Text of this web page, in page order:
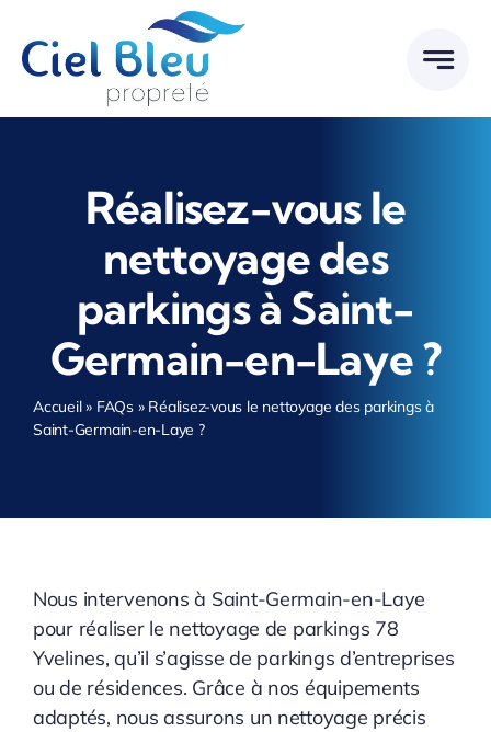
contenu
Réalisez-vous le
nettoyage des
parkings à Saint-
Germain-en-Laye ?
Accueil» FAQs» Réalisez-vous le nettoyage des parkings à
Saint-Germain-en-Laye ?
Nous intervenons à Saint-Germain-en-Laye
pour réaliser le nettoyage de parkings 78
Yvelines, qu’il s’agisse de parkings d’entreprises
ou de résidences. Grâce à nos équipements
adaptés, nous assurons un nettoyage précis